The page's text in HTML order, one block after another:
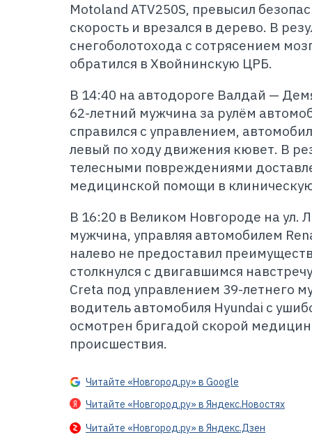
Motoland ATV250S, превысил
скорость и врезался в дерево. В
снегоболотохода с сотрясением
обратился в Хвойнинскую ЦРБ.
В 14:40 на автодороге Валдай —
62-летний мужчина за рулём
справился с управлением,
левый по ходу движения кювет. В
телесными повреждениями
медицинской помощи в
В 16:20 в Великом Новгороде на ул.
мужчина, управляя автомобилем
налево не предоставил
столкнулся с двигавшимся
Creta под управлением 39-летнего
водитель автомобиля Hyundai с
осмотрен бригадой скорой
происшествия.
Читайте «Новгород.ру» в Google
Читайте «Новгород.ру» в Яндекс.Новостях
Читайте «Новгород.ру» в Яндекс.Дзен